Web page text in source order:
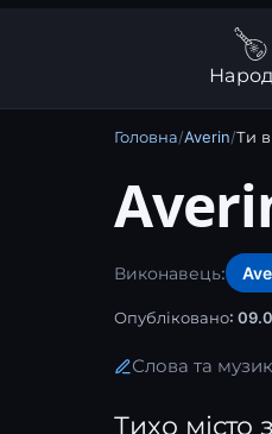
Головна/Averin/Ти
Виконавець:
Опубліковано:
Слова та
Тихо місто